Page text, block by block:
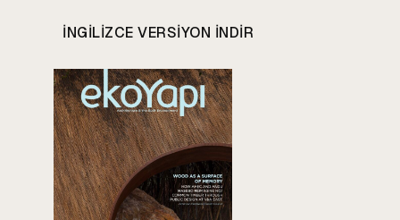
INGILIZCE VERSIYON INDIR